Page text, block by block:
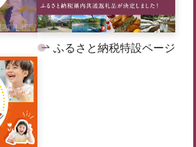
ふるさと納税特設ページ